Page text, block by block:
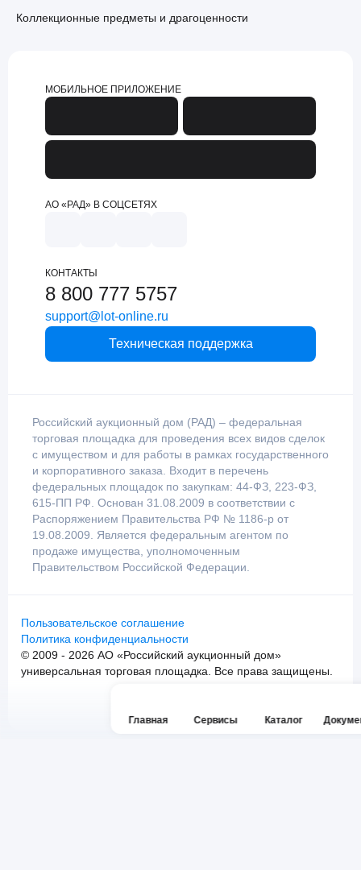
Главная Сервисы Каталог
Коллекционные предметы и драгоценности
МОБИЛЬНОЕ ПРИЛОЖЕНИЕ
АО «РАД» В СОЦСЕТЯХ
КОНТАКТЫ
8 800 777 5757
support@lot-online.ru
Техническая поддержка
Российский аукционный дом (РАД) – федеральная
торговая площадка для проведения всех видов сделок
с имуществом и для работы в рамках государственного
и корпоративного заказа. Входит в перечень
федеральных площадок по закупкам: 44-ФЗ, 223-ФЗ,
615-ПП РФ. Основан 31.08.2009 в соответствии с
Распоряжением Правительства РФ № 1186-р от
19.08.2009. Является федеральным агентом по
продаже имущества, уполномоченным
Правительством Российской Федерации.
Пользовательское соглашение
Политика конфиденциальности
© 2009 - 2026 АО «Российский аукционный дом»
универсальная торговая площадка. Все права защищены.